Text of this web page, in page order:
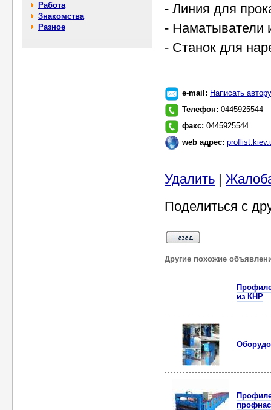
Работа
Знакомства
Разное
- Линия для
- Наматыватели
- Станок для
e-mail: Написать автору
Телефон: 0445925544
факс: 0445925544
web адрес:
Удалить |
Поделиться с
Другие похожие
из КНР